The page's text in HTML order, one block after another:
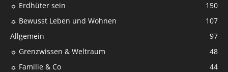
☼ Erdhüter sein
150
☼ Bewusst Leben und Wohnen
107
Allgemein
97
☼ Grenzwissen & Weltraum
48
☼ Familie & Co
44